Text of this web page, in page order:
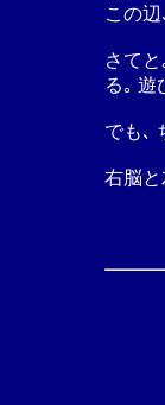
この
さて
る｡ 遊
でも､
右脳と